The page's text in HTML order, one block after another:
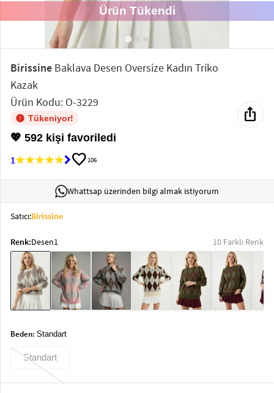
Tunik
Sweatshirt
Ev
Giyimkeyboard_arrow_down
Takımlarkeyboard_arrow_down
Elbise
Alt
keyboard_arrow_down
Giyim
Ürün Tükendi
Birissine Baklava Desen Oversize Kadın Triko
Kazak
Ürün Kodu: O-3229
Tükeniyor!
💖 592 kişi favoriledi
1
favorite106
ios_share
Whattsap üzerinden bilgi almak istiyorum
Satıcı:Birissine
Renk:Desen1 10 Farklı Renk
Beden: Standart
Standart